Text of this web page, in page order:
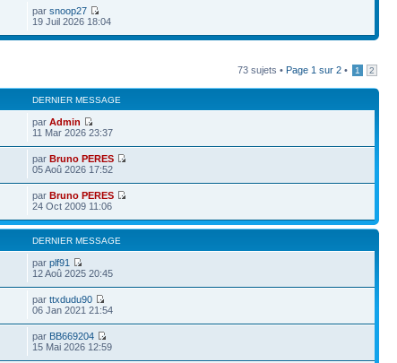
parsnoop27
19 Juil 2026 18:04
73 sujets • Page 1 sur 2 • 1 2
DERNIER MESSAGE
parAdmin
11 Mar 2026 23:37
parBruno PERES
05 Aoû 2026 17:52
parBruno PERES
24 Oct 2009 11:06
DERNIER MESSAGE
parplf91
12 Aoû 2025 20:45
parttxdudu90
06 Jan 2021 21:54
par BB669204
15 Mai 2026 12:59